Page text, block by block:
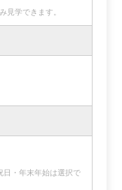
見学できます。
・年末年始は選択で